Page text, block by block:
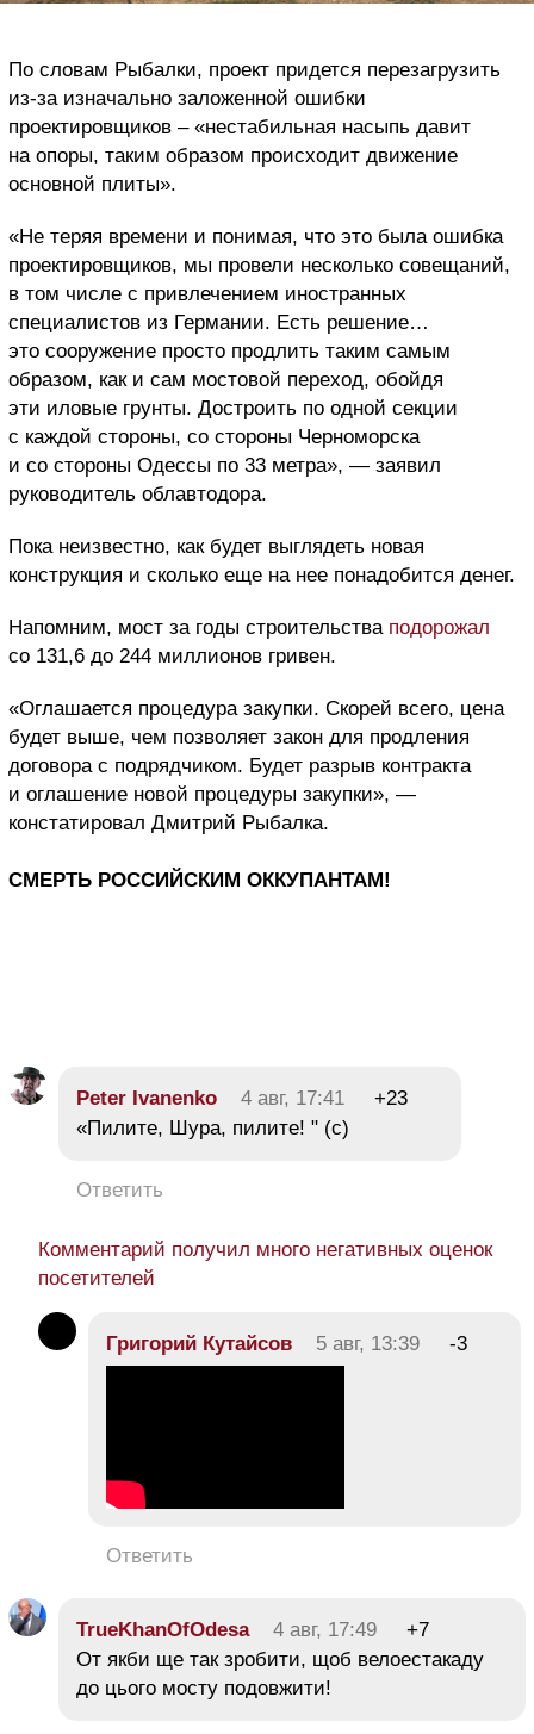
По словам Рыбалки, проект придется перезагрузить
из-за изначально заложенной ошибки
проектировщиков – «нестабильная насыпь давит
на опоры, таким образом происходит движение
основной плиты».
«Не теряя времени и понимая, что это была ошибка
проектировщиков, мы провели несколько совещаний,
в том числе с привлечением иностранных
специалистов из Германии. Есть решение…
это сооружение просто продлить таким самым
образом, как и сам мостовой переход, обойдя
эти иловые грунты. Достроить по одной секции
с каждой стороны, со стороны Черноморска
и со стороны Одессы по 33 метра», — заявил
руководитель облавтодора.
Пока неизвестно, как будет выглядеть новая
конструкция и сколько еще на нее понадобится денег.
Напомним, мост за годы строительства подорожал
со 131,6 до 244 миллионов гривен.
«Оглашается процедура закупки. Скорей всего, цена
будет выше, чем позволяет закон для продления
договора с подрядчиком. Будет разрыв контракта
и оглашение новой процедуры закупки», —
констатировал Дмитрий Рыбалка.
СМЕРТЬ РОССИЙСКИМ ОККУПАНТАМ!
Peter Ivanenko 4 авг, 17:41
+23
«Пилите, Шура, пилите! " (с)
Ответить
Комментарий получил много негативных оценок
посетителей
Григорий Кутайсов 5 авг, 13:39 -3
Ответить
TrueKhanOfOdesa 4 авг, 17:49
+7
От якби ще так зробити, щоб велоестакаду
до цього мосту подовжити!